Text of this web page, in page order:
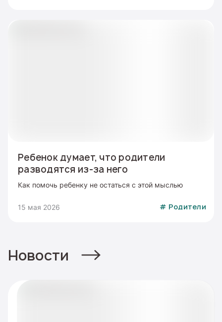
Ребенок думает, что родители
разводятся из-за него
Как помочь ребенку не остаться с этой мыслью
15 мая 2026 # Родители
Новости